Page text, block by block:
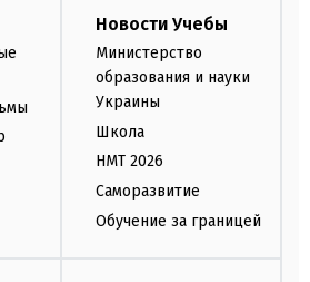
Новости Учебы
Министерство
образования и науки
Украины
Школа
НМТ 2026
Саморазвитие
Обучение за границей